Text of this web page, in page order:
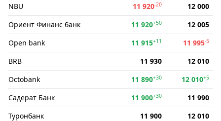
NBU 11 920-20
12 000
Ориент Финанс банк
11 920+50
12 005
Open bank
11 915+11 11 995-5
BRB 11 930
12 010
Octobank
11 890+30 12 010+5
Садерат Банк 11 900+30
11 990
Туронбанк
11 900
12 010